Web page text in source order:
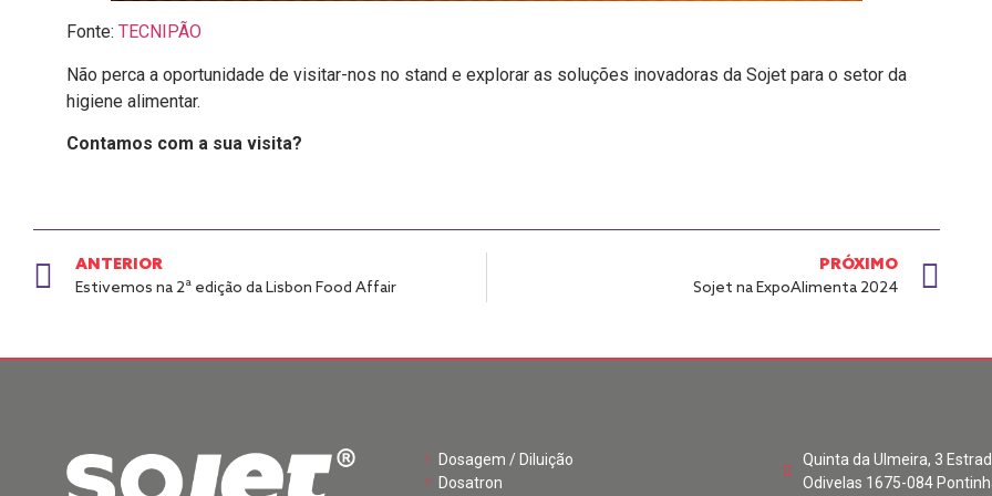
Fonte: TECNIPÃO
Não perca a oportunidade de visitar-nos no stand e explorar as soluções inovadoras da Sojet para o setor da
higiene alimentar.
Contamos com a sua visita?
ANTERIOR
Estivemos na 2ª edição da Lisbon Food Affair
PRÓXIMO
Sojet na ExpoAlimenta 2024
Dosagem / Diluição
Dosatron
Quinta da Ulmeira, 3
Odivelas 1675-084